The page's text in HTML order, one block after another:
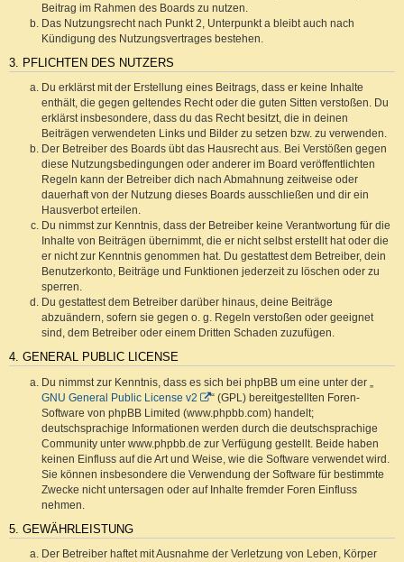
Beitrag im Rahmen des Boards zu nutzen.
Das Nutzungsrecht nach Punkt 2, Unterpunkt a bleibt auch nach
Kündigung des Nutzungsvertrages bestehen.
3. PFLICHTEN DES NUTZERS
Du erklärst mit der Erstellung eines Beitrags, dass er keine Inhalte
enthält, die gegen geltendes Recht oder die guten Sitten verstoßen. Du
erklärst insbesondere, dass du das Recht besitzt, die in deinen
Beiträgen verwendeten Links und Bilder zu setzen bzw. zu verwenden.
Der Betreiber des Boards übt das Hausrecht aus. Bei Verstößen gegen
diese Nutzungsbedingungen oder anderer im Board veröffentlichten
Regeln kann der Betreiber dich nach Abmahnung zeitweise oder
dauerhaft von der Nutzung dieses Boards ausschließen und dir ein
Hausverbot erteilen.
Du nimmst zur Kenntnis, dass der Betreiber keine Verantwortung für die
Inhalte von Beiträgen übernimmt, die er nicht selbst erstellt hat oder die
er nicht zur Kenntnis genommen hat. Du gestattest dem Betreiber, dein
Benutzerkonto, Beiträge und Funktionen jederzeit zu löschen oder zu
sperren.
Du gestattest dem Betreiber darüber hinaus, deine Beiträge
abzuändern, sofern sie gegen o. g. Regeln verstoßen oder geeignet
sind, dem Betreiber oder einem Dritten Schaden zuzufügen.
4. GENERAL PUBLIC LICENSE
Du nimmst zur Kenntnis, dass es sich bei phpBB um eine unter der „
GNU General Public License v2
“ (GPL) bereitgestellten Foren-
Software von phpBB Limited (www.phpbb.com) handelt;
deutschsprachige Informationen werden durch die deutschsprachige
Community unter www.phpbb.de zur Verfügung gestellt. Beide haben
keinen Einfluss auf die Art und Weise, wie die Software verwendet wird.
Sie können insbesondere die Verwendung der Software für bestimmte
Zwecke nicht untersagen oder auf Inhalte fremder Foren Einfluss
nehmen.
5. GEWÄHRLEISTUNG
Der Betreiber haftet mit Ausnahme der Verletzung von Leben, Körper